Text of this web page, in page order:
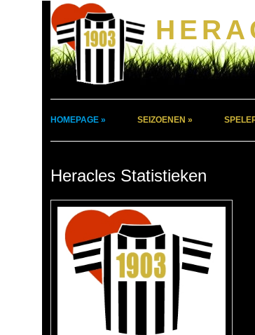
HOMEPAGE » SEIZOENEN »
Heracles Statistieken